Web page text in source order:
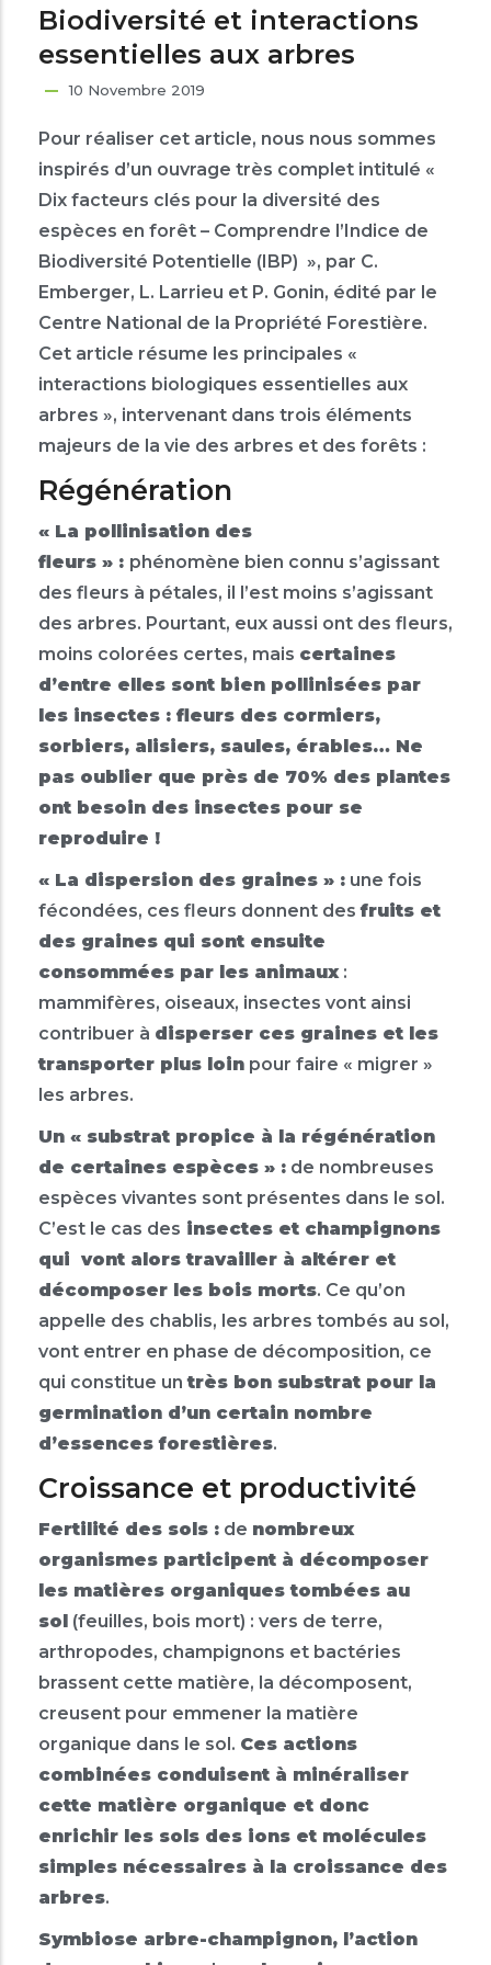
Biodiversité et interactions
essentielles aux arbres
10 Novembre 2019
Pour réaliser cet article, nous nous sommes
inspirés d’un ouvrage très complet intitulé «
Dix facteurs clés pour la diversité des
espèces en forêt – Comprendre l’Indice de
Biodiversité Potentielle (IBP) », par C.
Emberger, L. Larrieu et P. Gonin, édité par le
Centre National de la Propriété Forestière.
Cet article résume les principales «
interactions biologiques essentielles aux
arbres », intervenant dans trois éléments
majeurs de la vie des arbres et des forêts :
Régénération
« La pollinisation des
fleurs » : phénomène bien connu s’agissant
des fleurs à pétales, il l’est moins s’agissant
des arbres. Pourtant, eux aussi ont des fleurs,
moins colorées certes, mais certaines
d’entre elles sont bien pollinisées par
les insectes : fleurs des cormiers,
sorbiers, alisiers, saules, érables… Ne
pas oublier que près de 70% des plantes
ont besoin des insectes pour se
reproduire !
« La dispersion des graines » : une fois
fécondées, ces fleurs donnent desfruits et
des graines qui sont ensuite
consommées par les animaux:
mammifères, oiseaux, insectes vont ainsi
contribuer à disperser ces graines et les
transporter plus loin pour faire « migrer »
les arbres.
Un « substrat propice à la régénération
de certaines espèces » : de nombreuses
espèces vivantes sont présentes dans le sol.
C’est le cas des insectes et champignons
qui vont alors travailler à altérer et
décomposer les bois morts. Ce qu’on
appelle des chablis, les arbres tombés au sol,
vont entrer en phase de décomposition, ce
qui constitue untrès bon substrat pour la
germination d’un certain nombre
d’essences forestières.
Croissance et productivité
Fertilité des sols : de nombreux
organismes participent à décomposer
les matières organiques tombées au
sol (feuilles, bois mort) : vers de terre,
arthropodes, champignons et bactéries
brassent cette matière, la décomposent,
creusent pour emmener la matière
organique dans le sol. Ces actions
combinées conduisent à minéraliser
cette matière organique et donc
enrichir les sols des ions et molécules
simples nécessaires à la croissance des
arbres.
Symbiose arbre-champignon, l’action